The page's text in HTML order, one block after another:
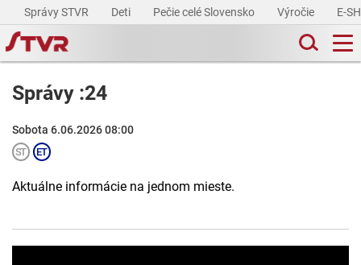
Správy STVR Deti Pečie celé Slovensko Výročie E-
Správy :24
Sobota 6.06.2026 08:00
Aktuálne informácie na jednom mieste.